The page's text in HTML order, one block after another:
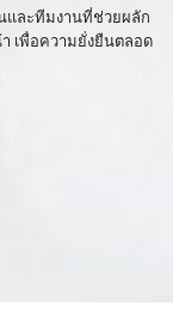
ละทีมงานที่ช่วยผลัก
เพื่อความยั่งยืนตลอด